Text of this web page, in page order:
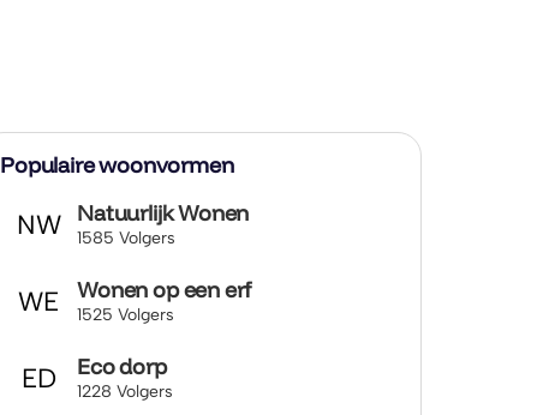
Populaire woonvormen
NW Natuurlijk Wonen
1585 Volgers
WE Wonen op een erf
1525 Volgers
ED Eco dorp
1228 Volgers